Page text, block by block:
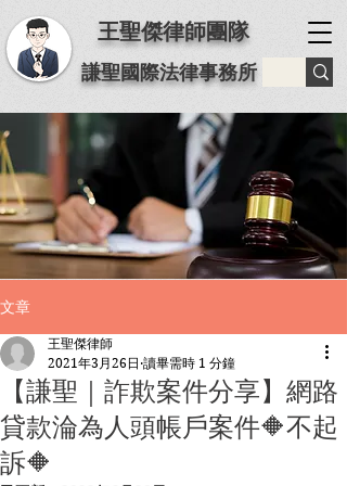
王聖傑律師團隊
謙聖國際法律事務所
文章
【謙聖｜詐欺案件分享】網路
貸款淪為人頭帳戶案件🔶不起
訴🔶
王聖傑律師
2021年3月26日 讀畢需時 1 分鐘